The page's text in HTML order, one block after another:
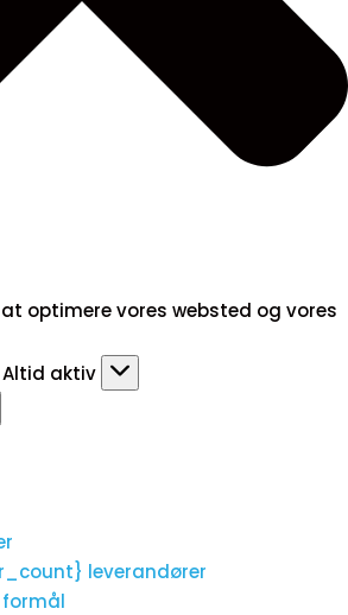
optimere vores websted og vores
Funktionsdygtig
Altid aktiv
leverandører